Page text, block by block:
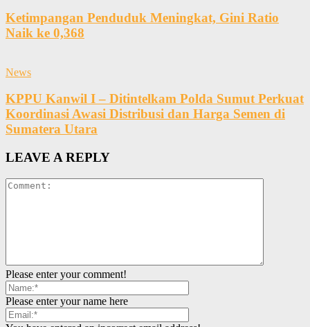
Ketimpangan Penduduk Meningkat, Gini Ratio
Naik ke 0,368
News
KPPU Kanwil I – Ditintelkam Polda Sumut Perkuat
Koordinasi Awasi Distribusi dan Harga Semen di
Sumatera Utara
LEAVE A REPLY
Please enter your comment!
Please enter your name here